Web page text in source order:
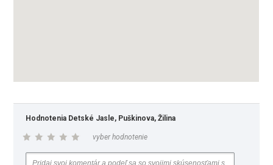
Hodnotenia Detské Jasle, Puškinova, Žilina
vyber hodnotenie